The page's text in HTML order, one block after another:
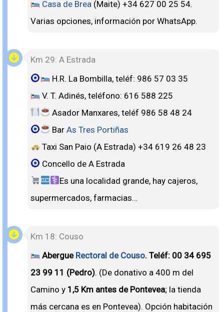
Casa de Brea (Maite) +34 627 00 25 54.
Varias opciones, información por WhatsApp.
Km 29: A Estrada
H.R. La Bombilla, teléf: 986 57 03 35
V. T. Adinés, teléfono: 616 588 225
Asador Manxares, teléf 986 58 48 24
Bar As Tres Portiñas
Taxi San Paio (A Estrada) +34 619 26 48 23
Concello de A Estrada
Es una localidad grande, hay cajeros,
supermercados, farmacias…
Km 18: Couso
Abergue Rectoral de Couso. Teléf: 00 34 695
23 99 11 (Pedro). (De donativo a 400 m del
Camino y 1,5 Km antes de Pontevea; la tienda
más cercana es en Pontevea). Opción habitación